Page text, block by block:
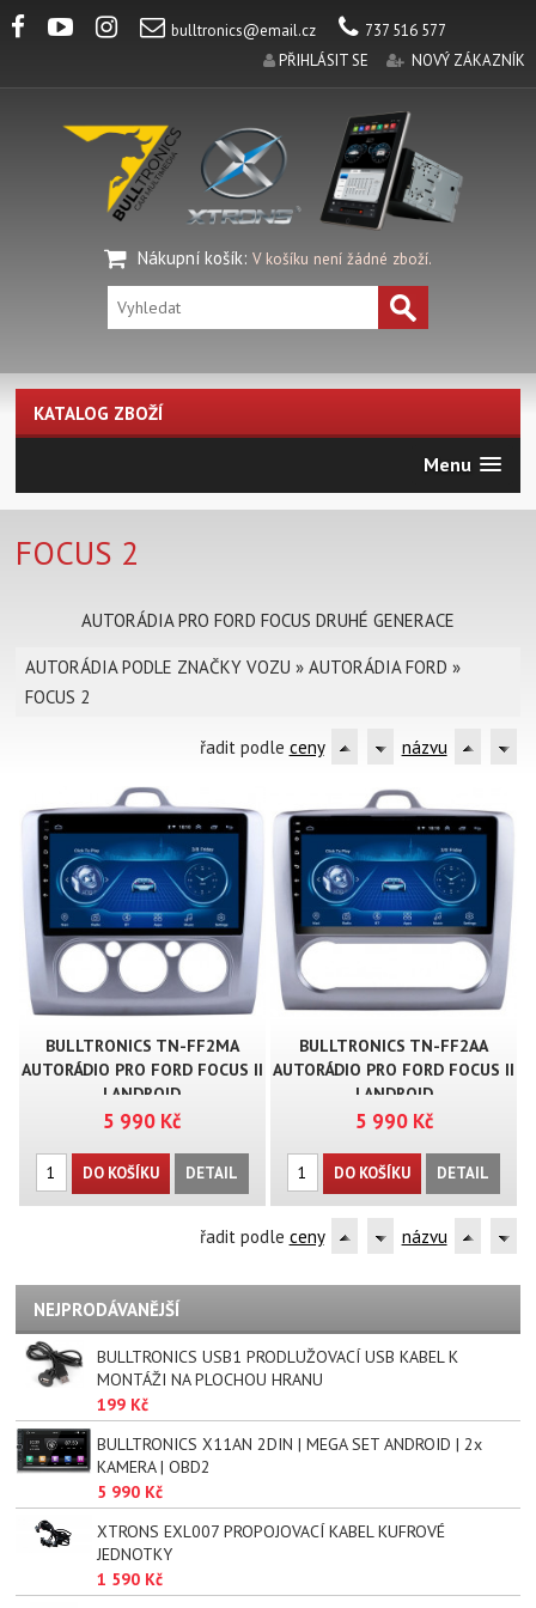
bulltronics@email.cz
737 516 577
PŘIHLÁSIT SE
NOVÝ ZÁKAZNÍK
Nákupní košík: V košíku není žádné zboží.
KATALOG ZBOŽÍ
Menu
FOCUS 2
AUTORÁDIA PRO FORD FOCUS DRUHÉ GENERACE
AUTORÁDIA PODLE ZNAČKY VOZU »AUTORÁDIA FORD »
FOCUS 2
řadit podle ceny názvu
BULLTRONICS TN-FF2MA
AUTORÁDIO PRO FORD FOCUS II
| ANDROID
5 990 Kč
DO KOŠÍKU DETAIL
BULLTRONICS TN-FF2AA
AUTORÁDIO PRO FORD FOCUS II
| ANDROID
5 990 Kč
DO KOŠÍKU DETAIL
řadit podle ceny názvu
NEJPRODÁVANĚJŠÍ
BULLTRONICS USB1 PRODLUŽOVACÍ USB KABEL K
MONTÁŽI NA PLOCHOU HRANU
199 Kč
BULLTRONICS X11AN 2DIN | MEGA SET ANDROID | 2x
KAMERA | OBD2
5 990 Kč
XTRONS EXL007 PROPOJOVACÍ KABEL KUFROVÉ
JEDNOTKY
1 590 Kč